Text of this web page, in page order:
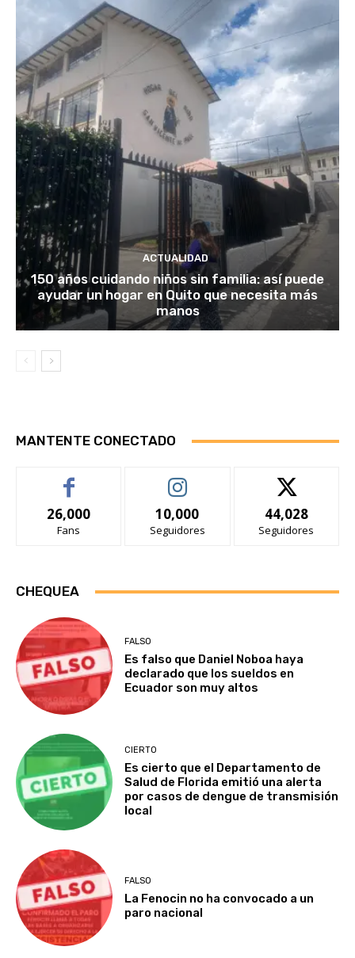
ACTUALIDAD
150 años cuidando niños sin familia: así puede
ayudar un hogar en Quito que necesita más
manos
MANTENTE CONECTADO
26,000
Fans
10,000
Seguidores
44,028
Seguidores
CHEQUEA
FALSO
Es falso que Daniel Noboa haya
declarado que los sueldos en
Ecuador son muy altos
CIERTO
Es cierto que el Departamento de
Salud de Florida emitió una alerta
por casos de dengue de transmisión
local
FALSO
La Fenocin no ha convocado a un
paro nacional